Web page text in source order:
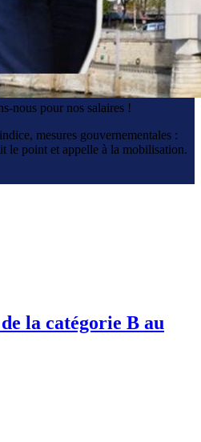
nous pour nos salaires !
mesures gouvernementales :
le point et appelle à la mobilisation.
la catégorie B au